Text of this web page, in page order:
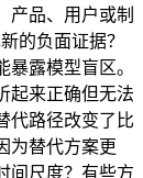
产品、用户或制
的负面证据？
露模型盲区。
起来正确但无法
代路径改变了比
为替代方案更
间尺度？有些方